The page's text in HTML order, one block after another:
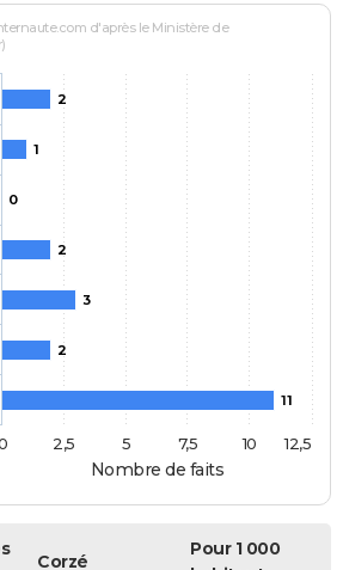
Nombre de faits
d'après le Ministère de
2
1
0
2
3
2
11
10
2,5 5 7,5 12,5
Corzé
Pour 1 000